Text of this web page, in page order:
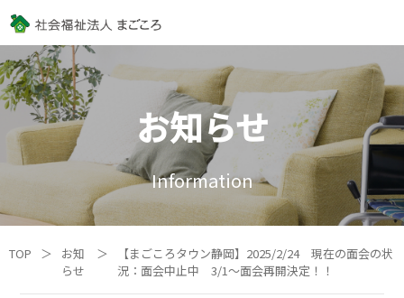
お知らせ
Information
TOP ＞
お知
らせ
＞
【まごころタウン静岡】2025/2/24 現在の面会の状
況：面会中止中 3/1～面会再開決定！！